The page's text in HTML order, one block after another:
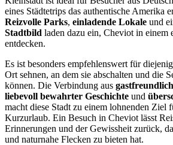
eines Städtetrips das authentische Amerika
Reizvolle Parks, einladende Lokale und
Stadtbild laden dazu ein, Cheviot in einem
entdecken.
Es ist besonders empfehlenswert für
Ort sehnen, an dem sie abschalten und die
können. Die Verbindung aus
liebevoll bewahrter Geschichte und
macht diese Stadt zu einem lohnenden Ziel
Kurzurlaub. Ein Besuch in Cheviot lässt
Erinnerungen und der Gewissheit zurück,
und naturnahe Flecken zu bieten hat.